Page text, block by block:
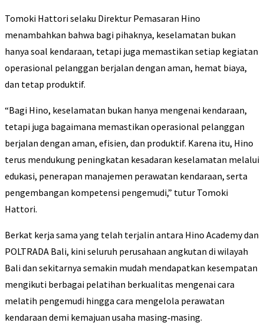
Tomoki Hattori selaku Direktur Pemasaran Hino
menambahkan bahwa bagi pihaknya, keselamatan bukan
hanya soal kendaraan, tetapi juga memastikan setiap kegiatan
operasional pelanggan berjalan dengan aman, hemat biaya,
dan tetap produktif.
“Bagi Hino, keselamatan bukan hanya mengenai kendaraan,
tetapi juga bagaimana memastikan operasional pelanggan
berjalan dengan aman, efisien, dan produktif. Karena itu, Hino
terus mendukung peningkatan kesadaran keselamatan melalui
edukasi, penerapan manajemen perawatan kendaraan, serta
pengembangan kompetensi pengemudi,” tutur Tomoki
Hattori.
Berkat kerja sama yang telah terjalin antara Hino Academy dan
POLTRADA Bali, kini seluruh perusahaan angkutan di wilayah
Bali dan sekitarnya semakin mudah mendapatkan kesempatan
mengikuti berbagai pelatihan berkualitas mengenai cara
melatih pengemudi hingga cara mengelola perawatan
kendaraan demi kemajuan usaha masing‑masing.